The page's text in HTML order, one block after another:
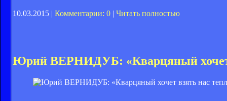
10.03.2015 | Комментарии: 0 | Читать полностью
Юрий ВЕРНИДУБ: «Кварцяный хочет